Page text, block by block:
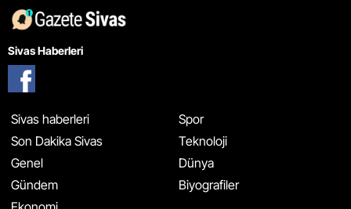
Sivas Haberleri
Sivas haberleri
Son Dakika Sivas
Genel
Gündem
Spor
Teknoloji
Dünya
Biyografiler